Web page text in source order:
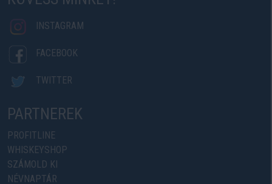
INSTAGRAM
FACEBOOK
TWITTER
PARTNEREK
PROFITLINE
WHISKEYSHOP
SZÁMOLD KI
NÉVNAPTÁR